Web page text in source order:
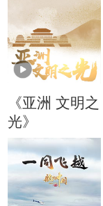
《亚洲 文明之
光》